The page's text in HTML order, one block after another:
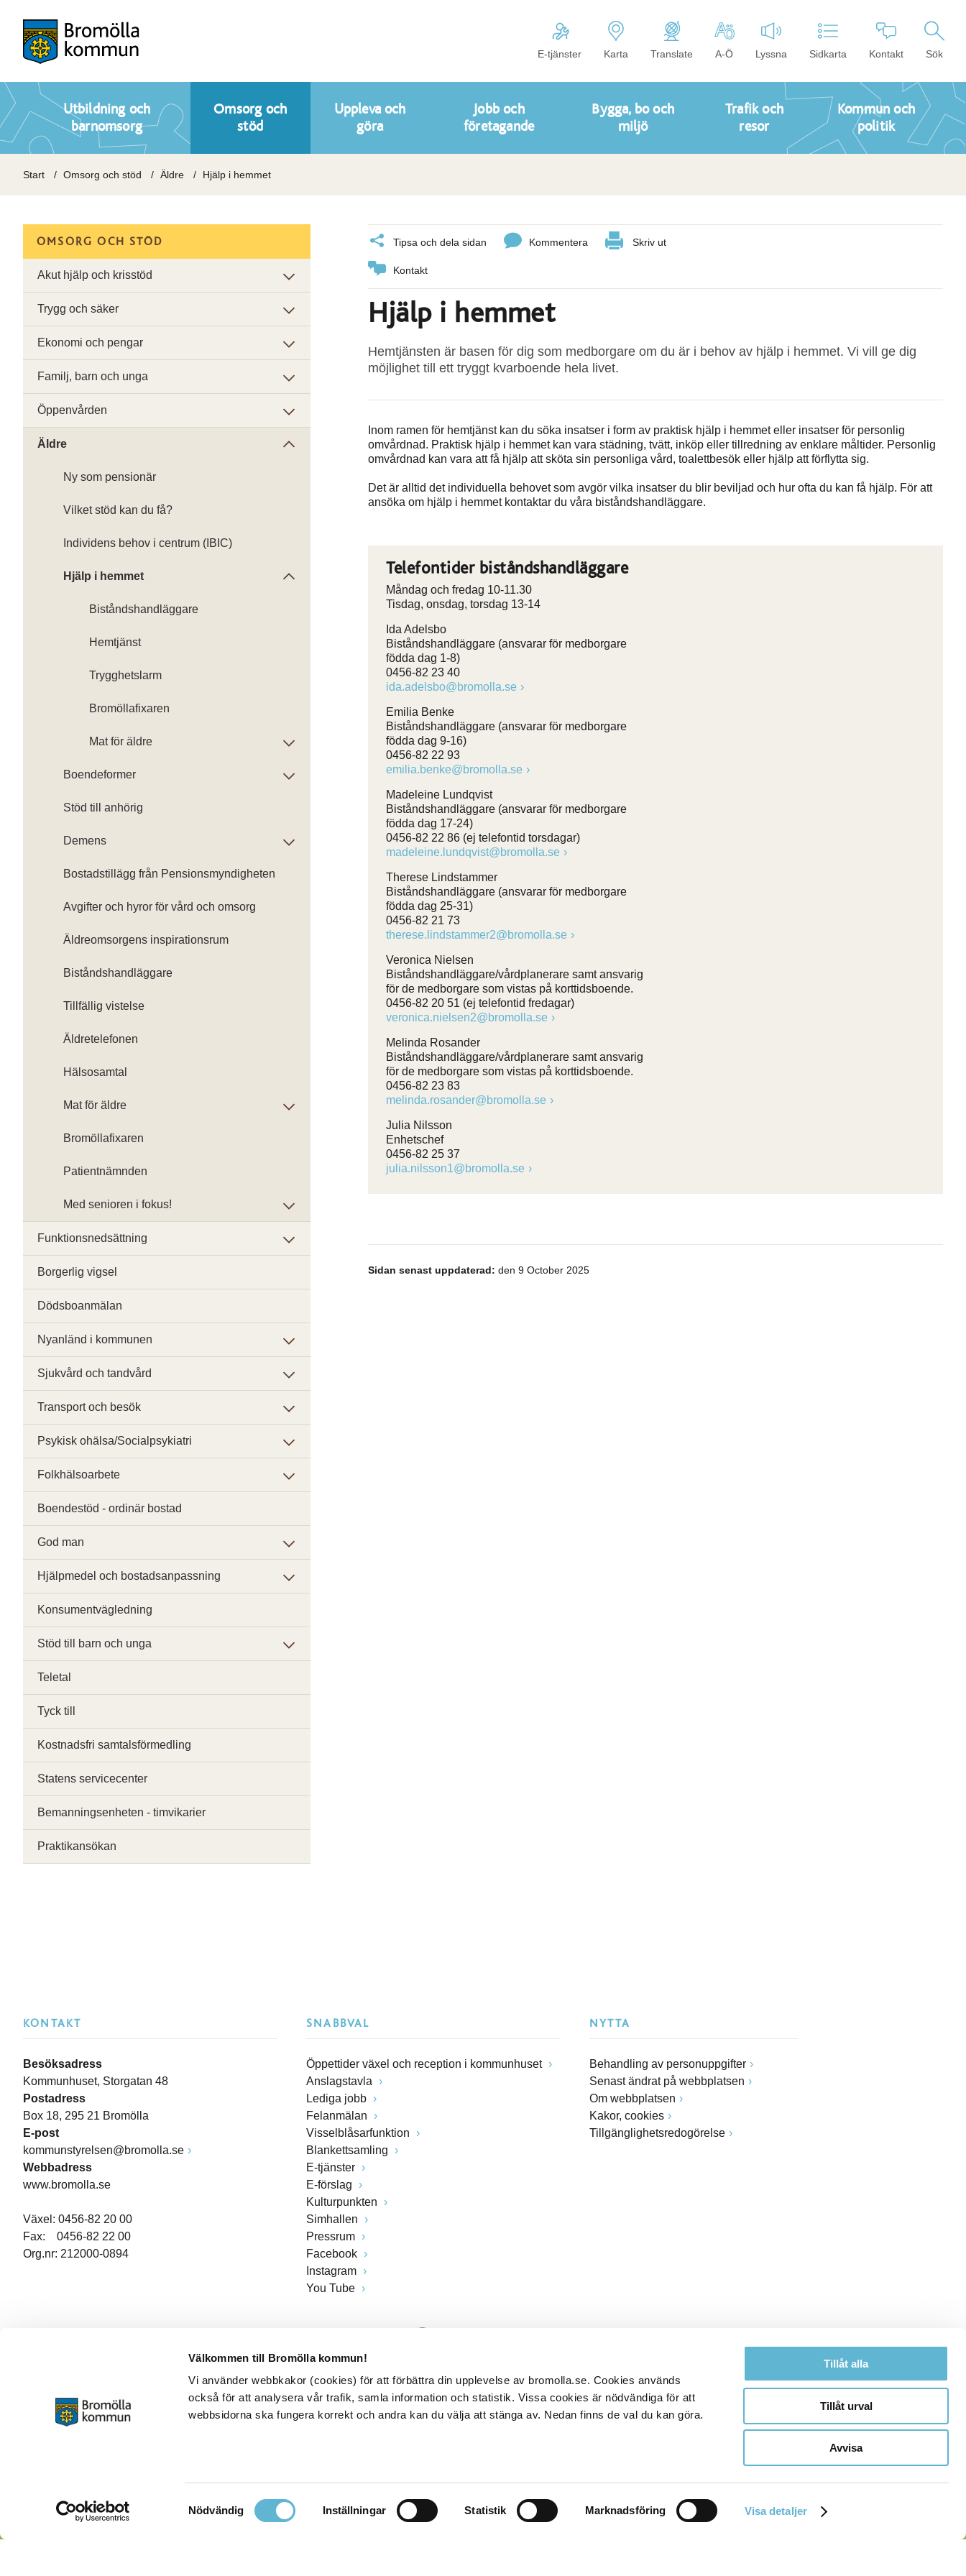
Välkommen till Bromölla kommun!
Vi använder webbkakor (cookies) för att förbättra din upplevelse av bromolla.se. Cookies används
också för att analysera vår trafik, samla information och statistik. Vissa cookies är nödvändiga för att
webbsidorna ska fungera korrekt och andra kan du välja att stänga av. Nedan finns de val du kan göra.
Samtyckesval
Nödvändig Inställningar Statistik Marknadsföring Visa detaljer
Tillåt alla
Tillåt urval
Avvisa
E-tjänster Karta Translate A-Ö Lyssna Sidkarta Kontakt Sök
Utbildning och
barnomsorg
Omsorg och
stöd
Uppleva och
göra
Jobb och
företagande
Bygga, bo och
miljö
Trafik och
resor
Kommun och
politik
Start Omsorg och stöd Äldre Hjälp i hemmet
Tipsa och dela sidan Kommentera Skriv ut
Kontakt
Hjälp i hemmet
Hemtjänsten är basen för dig som medborgare om du är i behov av hjälp i hemmet. Vi vill ge dig
möjlighet till ett tryggt kvarboende hela livet.
Inom ramen för hemtjänst kan du söka insatser i form av praktisk hjälp i hemmet eller insatser för personlig
omvårdnad. Praktisk hjälp i hemmet kan vara städning, tvätt, inköp eller tillredning av enklare måltider. Personlig
omvårdnad kan vara att få hjälp att sköta sin personliga vård, toalettbesök eller hjälp att förflytta sig.
Det är alltid det individuella behovet som avgör vilka insatser du blir beviljad och hur ofta du kan få hjälp. För att
ansöka om hjälp i hemmet kontaktar du våra biståndshandläggare.
Telefontider biståndshandläggare
Måndag och fredag 10-11.30
Tisdag, onsdag, torsdag 13-14
Ida Adelsbo
Biståndshandläggare (ansvarar för medborgare
födda dag 1-8)
0456-82 23 40
ida.adelsbo@bromolla.se
Emilia Benke
Biståndshandläggare (ansvarar för medborgare
födda dag 9-16)
0456-82 22 93
emilia.benke@bromolla.se
Madeleine Lundqvist
Biståndshandläggare (ansvarar för medborgare
födda dag 17-24)
0456-82 22 86 (ej telefontid torsdagar)
madeleine.lundqvist@bromolla.se
Therese Lindstammer
Biståndshandläggare (ansvarar för medborgare
födda dag 25-31)
0456-82 21 73
therese.lindstammer2@bromolla.se
Veronica Nielsen
Biståndshandläggare/vårdplanerare samt ansvarig
för de medborgare som vistas på korttidsboende.
0456-82 20 51 (ej telefontid fredagar)
veronica.nielsen2@bromolla.se
Melinda Rosander
Biståndshandläggare/vårdplanerare samt ansvarig
för de medborgare som vistas på korttidsboende.
0456-82 23 83
melinda.rosander@bromolla.se
Julia Nilsson
Enhetschef
0456-82 25 37
julia.nilsson1@bromolla.se
Sidan senast uppdaterad: den 9 October 2025
OMSORG OCH STÖD
Akut hjälp och krisstöd
Trygg och säker
Ekonomi och pengar
Familj, barn och unga
Öppenvården
Äldre
Ny som pensionär
Vilket stöd kan du få?
Individens behov i centrum (IBIC)
Hjälp i hemmet
Biståndshandläggare
Hemtjänst
Trygghetslarm
Bromöllafixaren
Mat för äldre
Boendeformer
Stöd till anhörig
Demens
Bostadstillägg från Pensionsmyndigheten
Avgifter och hyror för vård och omsorg
Äldreomsorgens inspirationsrum
Biståndshandläggare
Tillfällig vistelse
Äldretelefonen
Hälsosamtal
Mat för äldre
Bromöllafixaren
Patientnämnden
Med senioren i fokus!
Funktionsnedsättning
Borgerlig vigsel
Dödsboanmälan
Nyanländ i kommunen
Sjukvård och tandvård
Transport och besök
Psykisk ohälsa/Socialpsykiatri
Folkhälsoarbete
Boendestöd - ordinär bostad
God man
Hjälpmedel och bostadsanpassning
Konsumentvägledning
Stöd till barn och unga
Teletal
Tyck till
Kostnadsfri samtalsförmedling
Statens servicecenter
Bemanningsenheten - timvikarier
Praktikansökan
KONTAKT
Besöksadress
Kommunhuset, Storgatan 48
Postadress
Box 18, 295 21 Bromölla
E-post
kommunstyrelsen@bromolla.se
Webbadress
www.bromolla.se
Växel: 0456-82 20 00
Fax: 0456-82 22 00
Org.nr: 212000-0894
SNABBVAL
Öppettider växel och reception i kommunhuset
Anslagstavla
Lediga jobb
Felanmälan
Visselblåsarfunktion
Blankettsamling
E-tjänster
E-förslag
Kulturpunkten
Simhallen
Pressrum
Facebook
Instagram
You Tube
NYTTA
Behandling av personuppgifter
Senast ändrat på webbplatsen
Om webbplatsen
Kakor, cookies
Tillgänglighetsredogörelse